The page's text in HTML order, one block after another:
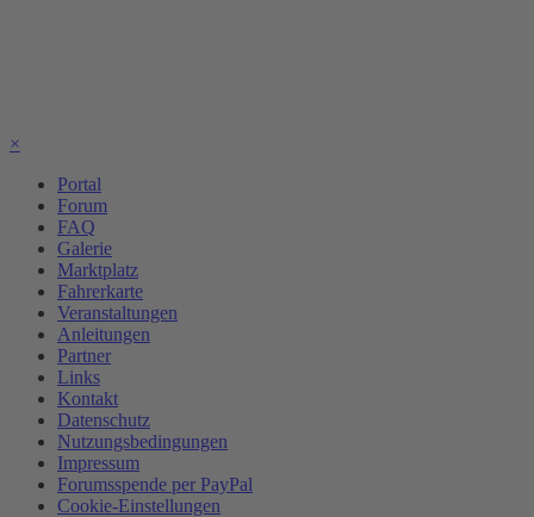
×
Portal
Forum
FAQ
Galerie
Marktplatz
Fahrerkarte
Veranstaltungen
Anleitungen
Partner
Links
Kontakt
Datenschutz
Nutzungsbedingungen
Impressum
Forumsspende per PayPal
Cookie-Einstellungen